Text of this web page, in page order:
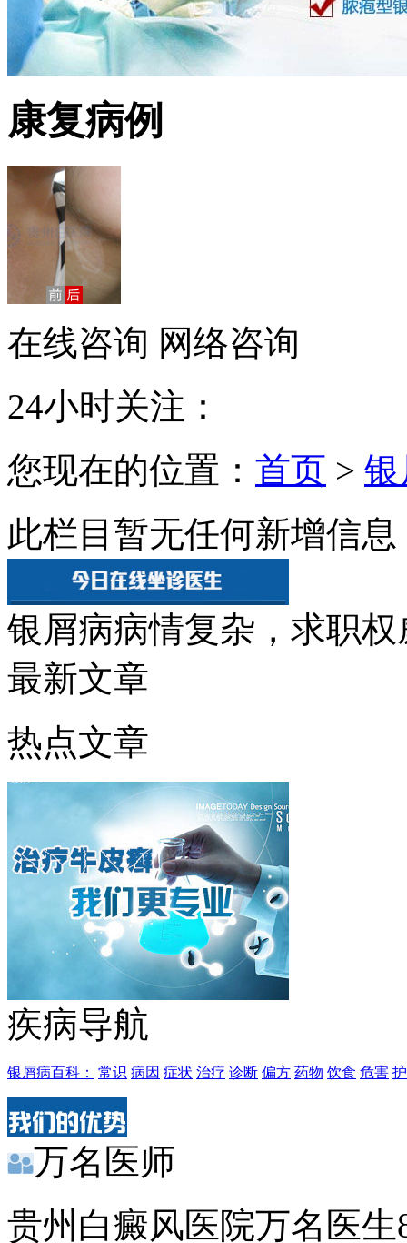
康复病例
在线咨询 网络咨询
24小时关注：
您现在的位置： 首页 >
此栏目暂无任何新增信息
银屑病病情复杂，求职
最新文章
热点文章
疾病导航
银屑病百科： 常识 病因 症状 治疗 诊断 偏方 药物 饮食 危害
万名医师
贵州白癜风医院万名医